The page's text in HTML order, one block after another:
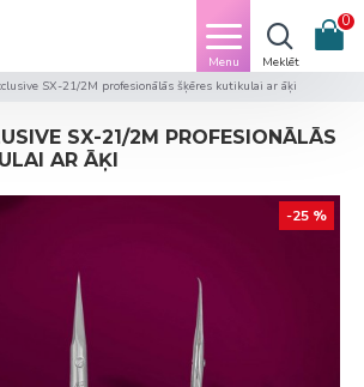
0
SX-21/2M profesionālās šķēres kutikulai ar āķi
SX-21/2M PROFESIONĀLĀS
AR ĀĶI
-25 %